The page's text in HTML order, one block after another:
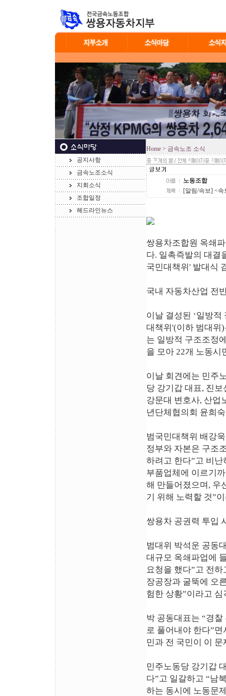
공지사항
금속노조소식
지회소식
조합일정
헤드라인뉴스
Home > 금속노조 소식
78 4 3
노동조합
[알림/속보] <
쌍용차조합원 옥쇄
다. 일촉즉발의 대결
국민대책위' 발대식
국내 자동차산업 전
이날 결성된 ‘일방
대책위'(이하 범대위
는 일방적 구조조정
을 모아 22개 노동시
이날 회견에는 민주
당 강기갑 대표, 진
강문대 변호사, 산업
년단체협의회 윤희
범국민대책위 배강
정부와 자본은 구조
하려고 한다”고 비
부품업체에 이르기
해 만들어졌으며, 우
기 위해 노력할 것”
쌍용차 공권력 투입
범대위 박석운 공동
대규모 옥쇄파업에
요청을 했다”고 전
장공장과 굴뚝에 오
험한 상황”이라고
박 공동대표는 “경
로 풀어내야 한다”
민과 전 국민이 이
민주노동당 강기갑
다”고 일갈하고 “남
하는 동시에 노동문